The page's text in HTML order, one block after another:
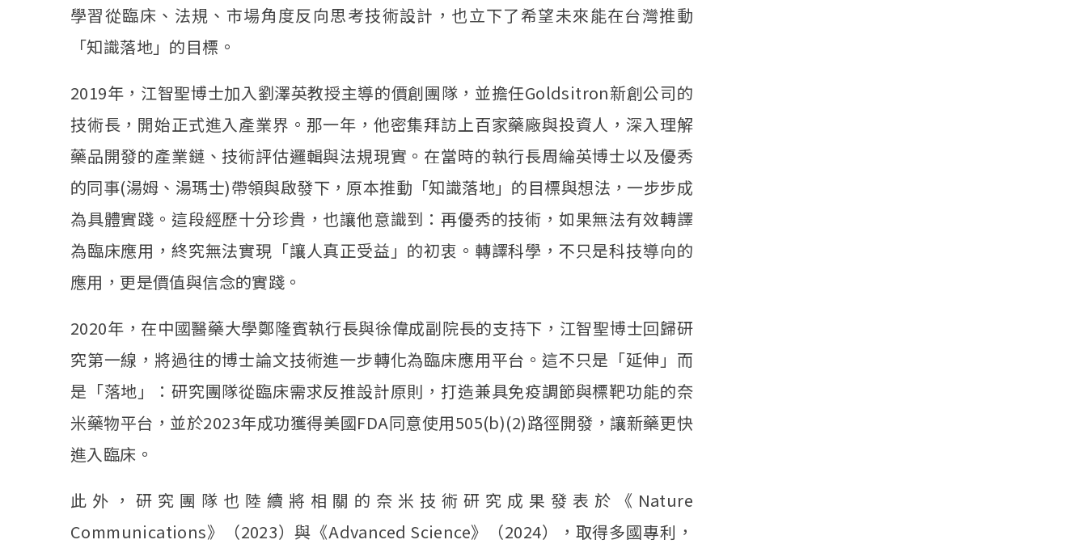
學習從臨床、法規、市場角度反向思考技術設計，也立下了希望未來能在台灣推動
「知識落地」的目標。
2019年，江智聖博士加入劉澤英教授主導的價創團隊，並擔任Goldsitron新創公司的
技術長，開始正式進入產業界。那一年，他密集拜訪上百家藥廠與投資人，深入理解
藥品開發的產業鏈、技術評估邏輯與法規現實。在當時的執行長周綸英博士以及優秀
的同事(湯姆、湯瑪士)帶領與啟發下，原本推動「知識落地」的目標與想法，一步步成
為具體實踐。這段經歷十分珍貴，也讓他意識到：再優秀的技術，如果無法有效轉譯
為臨床應用，終究無法實現「讓人真正受益」的初衷。轉譯科學，不只是科技導向的
應用，更是價值與信念的實踐。
2020年，在中國醫藥大學鄭隆賓執行長與徐偉成副院長的支持下，江智聖博士回歸研
究第一線，將過往的博士論文技術進一步轉化為臨床應用平台。這不只是「延伸」而
是「落地」：研究團隊從臨床需求反推設計原則，打造兼具免疫調節與標靶功能的奈
米藥物平台，並於2023年成功獲得美國FDA同意使用505(b)(2)路徑開發，讓新藥更快
進入臨床。
此外，研究團隊也陸續將相關的奈米技術研究成果發表於《Nature
Communications》（2023）與《Advanced Science》（2024），取得多國專利，